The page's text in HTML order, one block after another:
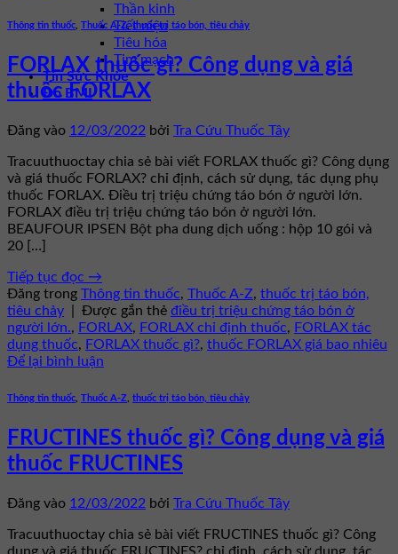
Thần kinh
Tiết niệu
Tiêu hóa
Tim mạch
Tin Sức Khỏe
Đo BMI
Thông tin thuốc Thuốc A-Z,thuốc trị táo bón, tiêu chảy
FORLAX thuốc gì? Công dụng và giá
thuốc FORLAX
Đăng vào 12/03/2022 bởi Tra Cứu Thuốc Tây
Tracuuthuoctay chia sẻ bài viết FORLAX thuốc gì? Công dụng
và giá thuốc FORLAX? chỉ định, cách sử dụng, tác dụng phụ
thuốc FORLAX. Điều trị triệu chứng táo bón ở người lớn.
FORLAX điều trị triệu chứng táo bón ở người lớn.
BEAUFOUR IPSEN Bột pha dung dịch uống : hộp 10 gói và
20 […]
Tiếp tục đọc →
Đăng trong Thông tin thuốc, Thuốc A-Z, thuốc trị táo bón,
tiêu chảy
Được gắn thẻ điều trị triệu chứng táo bón ở
người lớn., FORLAX, FORLAX chỉ định thuốc, FORLAX tác
dụng thuốc, FORLAX thuốc gì?, thuốc FORLAX giá bao nhiêu
Để lại bình luận
Thông tin thuốc Thuốc A-Z thuốc trị táo bón, tiêu chảy
FRUCTINES thuốc gì? Công dụng và giá
thuốc FRUCTINES
Đăng vào 12/03/2022 bởi Tra Cứu Thuốc Tây
Tracuuthuoctay chia sẻ bài viết FRUCTINES thuốc gì? Công